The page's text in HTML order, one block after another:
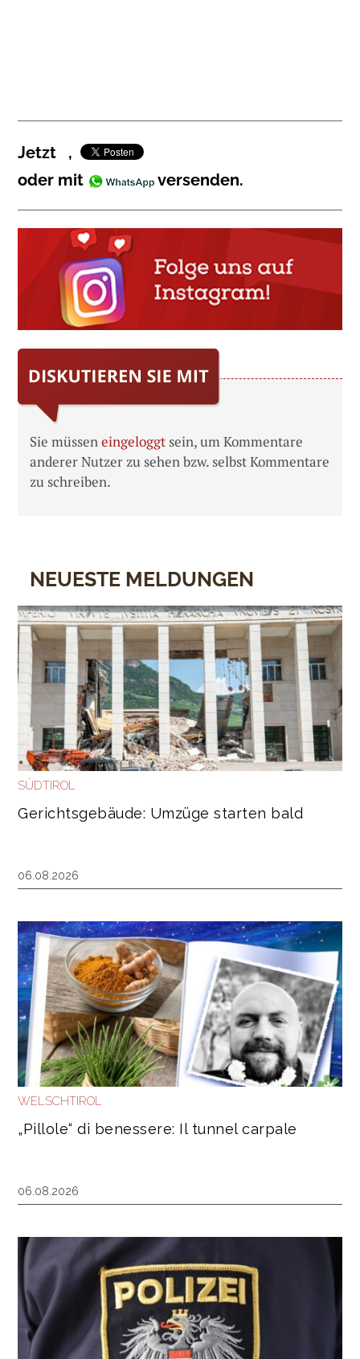
Jetzt
,
oder mit
versenden.
Sie müssen eingeloggt sein, um Kommentare
anderer Nutzer zu sehen bzw. selbst Kommentare
zu schreiben.
NEUESTE MELDUNGEN
SÜDTIROL
Gerichtsgebäude: Umzüge starten bald
06.08.2026
WELSCHTIROL
„Pillole“ di benessere: Il tunnel carpale
06.08.2026